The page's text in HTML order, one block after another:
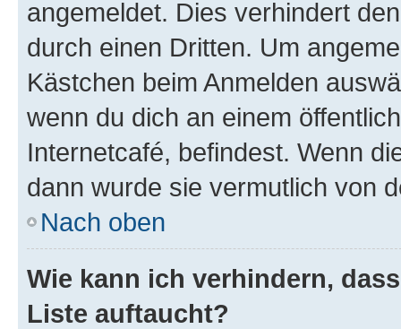
angemeldet. Dies verhindert
durch einen Dritten. Um
Kästchen beim Anmelden
wenn du dich an einem
Internetcafé, befindest. Wenn
dann wurde sie vermutlich von
Nach oben
Wie kann ich verhindern,
Liste auftaucht?